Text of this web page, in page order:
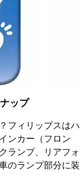
ップ
フィリップスはハ
ンカー（フロン
ランプ、リアフォ
のランプ部分に装